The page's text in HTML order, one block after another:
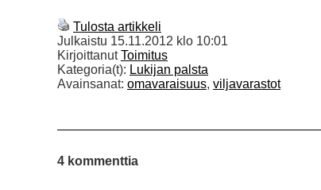
Tulosta artikkeli
Julkaistu 15.11.2012 klo 10:01
KirjoittanutToimitus
Kategoria(t): Lukijan palsta
Avainsanat: omavaraisuus, viljavarastot
4 kommenttia